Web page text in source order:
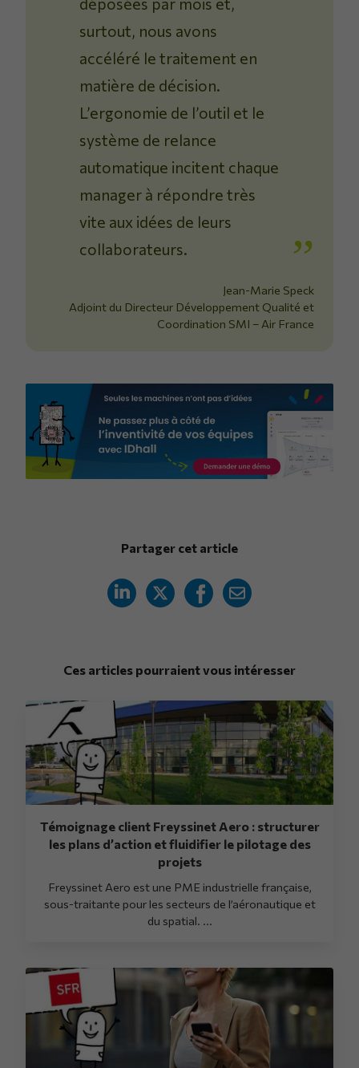
surtout, nous avons
accéléré le traitement en
matière de décision.
L’ergonomie de l’outil et le
système de relance
automatique incitent chaque
manager à répondre très
vite aux idées de leurs
collaborateurs.
Jean-Marie Speck
Adjoint du Directeur Développement Qualité et
Coordination SMI – Air France
Partager cet article
Ces articles pourraient vous intéresser
Témoignage client Freyssinet Aero : structurer
les plans d’action et fluidifier le pilotage des
projets
Freyssinet Aero est une PME industrielle française,
sous-traitante pour les secteurs de l’aéronautique et
du spatial. ...